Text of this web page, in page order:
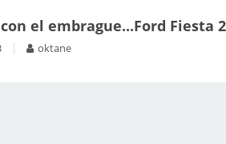
el embrague...Ford Fiesta
oktane